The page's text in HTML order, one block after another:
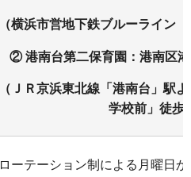
（横浜市営地下鉄ブルーライン
② 港南台第二保育園：港南区
（ＪＲ京浜東北線「港南台」駅
学校前」徒歩
ローテーション制による月曜日